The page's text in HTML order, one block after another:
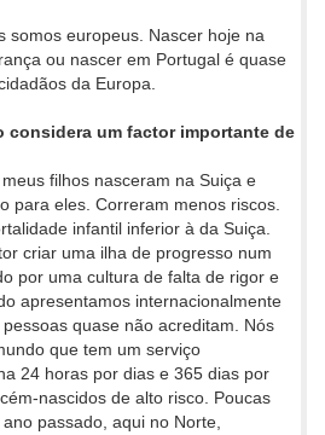
somos europeus. Nascer hoje na
ou nascer em Portugal é quase
da Europa.
considera um factor importante de
filhos nasceram na Suiça e
para eles. Correram menos riscos.
infantil inferior à da Suiça.
criar uma ilha de progresso num
por uma cultura de falta de rigor e
apresentamos internacionalmente
quase não acreditam. Nós
que tem um serviço
24 horas por dias e 365 dias por
nascidos de alto risco. Poucas
passado, aqui no Norte,